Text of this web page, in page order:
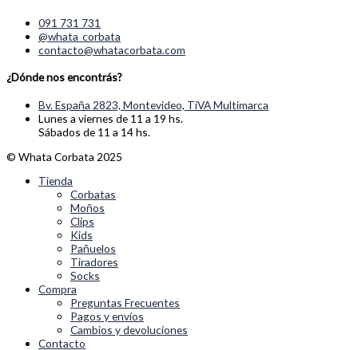
091 731 731
@whata_corbata
contacto@whatacorbata.com
¿Dónde nos encontrás?
Bv. España 2823, Montevideo, TiVA Multimarca
Lunes a viernes de 11 a 19 hs.
Sábados de 11 a 14 hs.
© Whata Corbata 2025
Tienda
Corbatas
Moños
Clips
Kids
Pañuelos
Tiradores
Socks
Compra
Preguntas Frecuentes
Pagos y envíos
Cambios y devoluciones
Contacto